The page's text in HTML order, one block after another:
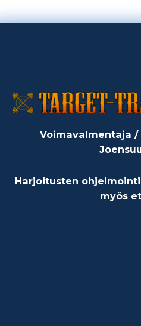
Voimavalmentaja
Harjoitusten
myös